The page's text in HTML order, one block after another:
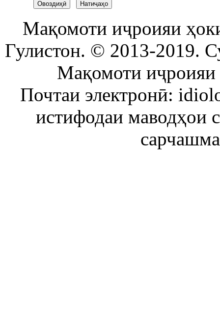
Мақомоти иҷроияи
Гулистон. © 2013-2019.
Мақомоти иҷроияи
Почтаи электронӣ:
истифодаи маводҳои